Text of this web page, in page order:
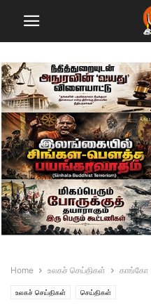
Home உலகச் செய்திகள் காங்கோ
உலகச் செய்திகள் செய்திகள்